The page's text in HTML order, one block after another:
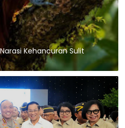
Kehancuran Sulit